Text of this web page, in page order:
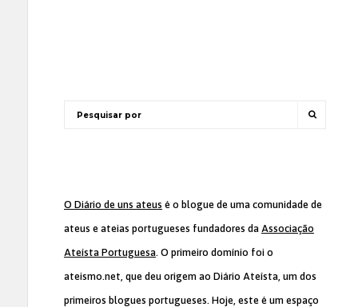
O Diário de uns ateus é o blogue de uma comunidade de
ateus e ateias portugueses fundadores da Associação
Ateísta Portuguesa. O primeiro domínio foi o
ateismo.net, que deu origem ao Diário Ateísta, um dos
primeiros blogues portugueses. Hoje, este é um espaço